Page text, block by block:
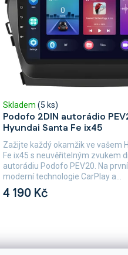
Podofo 2DIN autorádio
Hyundai Santa Fe ix45
Skladem (5 ks)
4 190 Kč
Zažijte každý okamžik ve vašem
Fe ix45 s neuvěřitelným zvukem
autorádiu Podofo PEV20. Na
moderní technologie CarPlay a...